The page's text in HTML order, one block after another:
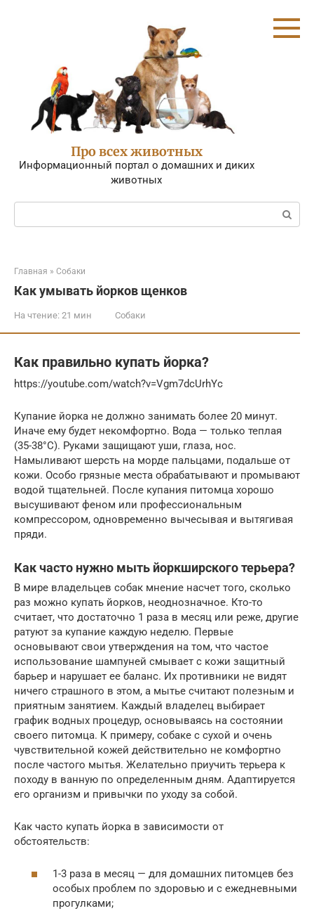
Про всех животных
Информационный портал о домашних и диких
животных
Поиск:
Главная » Собаки
Как умывать йорков щенков
На чтение: 21 мин Собаки
Как правильно купать йорка?
https://youtube.com/watch?v=Vgm7dcUrhYc
Купание йорка не должно занимать более 20 минут.
Иначе ему будет некомфортно. Вода — только теплая
(35-38°C). Руками защищают уши, глаза, нос.
Намыливают шерсть на морде пальцами, подальше от
кожи. Особо грязные места обрабатывают и промывают
водой тщательней. После купания питомца хорошо
высушивают феном или профессиональным
компрессором, одновременно вычесывая и вытягивая
пряди.
Как часто нужно мыть йоркширского терьера?
В мире владельцев собак мнение насчет того, сколько
раз можно купать йорков, неоднозначное. Кто-то
считает, что достаточно 1 раза в месяц или реже, другие
ратуют за купание каждую неделю. Первые
основывают свои утверждения на том, что частое
использование шампуней смывает с кожи защитный
барьер и нарушает ее баланс. Их противники не видят
ничего страшного в этом, а мытье считают полезным и
приятным занятием. Каждый владелец выбирает
график водных процедур, основываясь на состоянии
своего питомца. К примеру, собаке с сухой и очень
чувствительной кожей действительно не комфортно
после частого мытья. Желательно приучить терьера к
походу в ванную по определенным дням. Адаптируется
его организм и привычки по уходу за собой.
Как часто купать йорка в зависимости от
обстоятельств:
1-3 раза в месяц — для домашних питомцев без
особых проблем по здоровью и с ежедневными
прогулками;